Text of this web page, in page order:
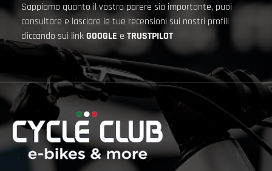
Sappiamo quanto il vostro parere sia importante, puoi
consultare e lasciare le tue recensioni sui nostri profili
cliccando sui linkGOOGLE e TRUSTPILOT